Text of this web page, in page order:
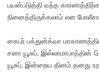
பயன்படுத்தி வந்த
நினைத்திருக்கலாம் என
கைபர் பக்துன்க்வா
சனா யூசுப், இஸ்லாமாபாத்தின்
யூசுப், இன்றைய தினம் தனது